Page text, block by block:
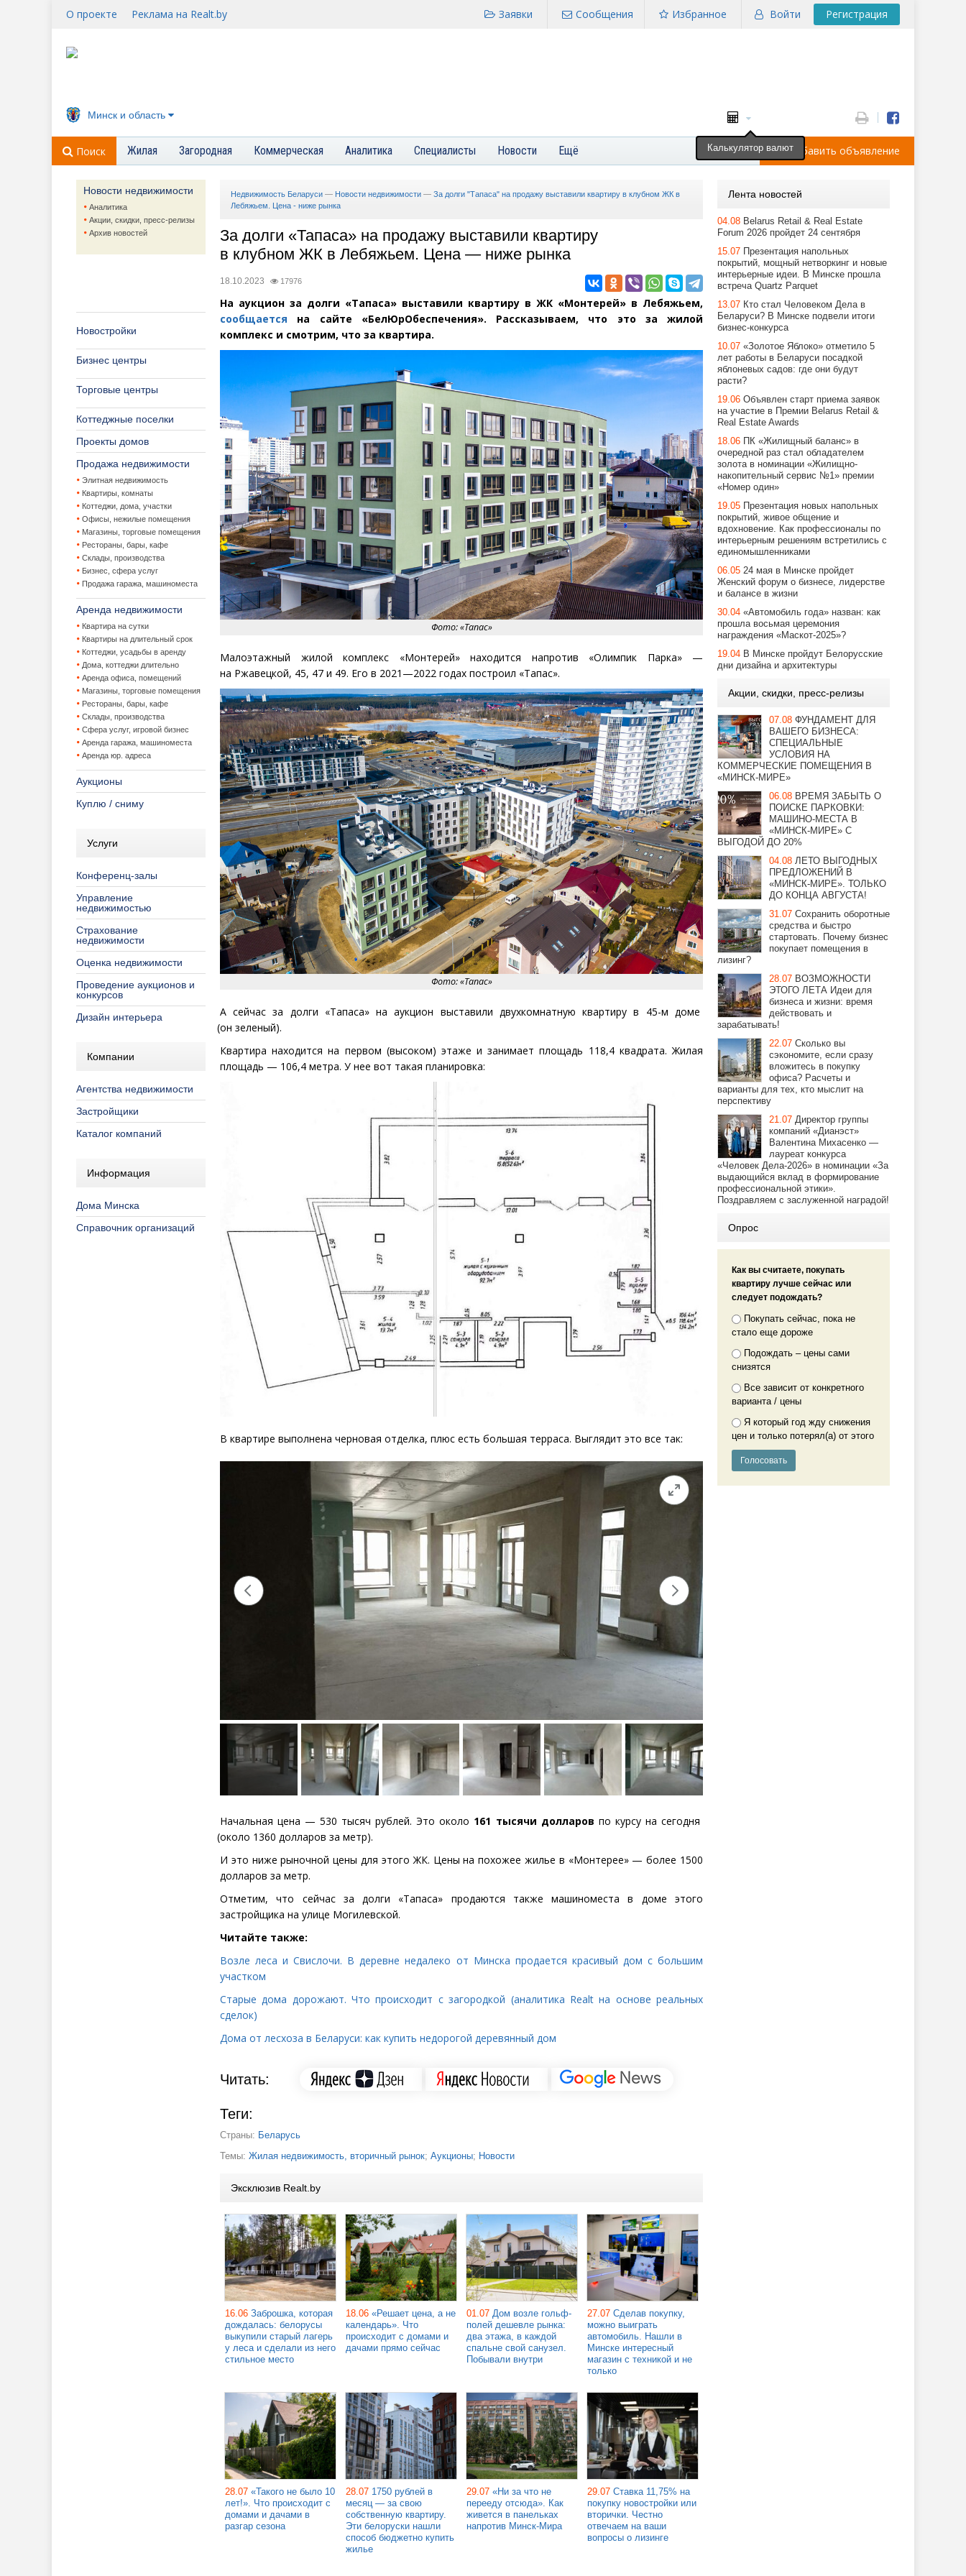
О проекте Реклама на Realt.by Войти Регистрация
Избранное
Сообщения
Заявки
Минск и область
Поиск Жилая Загородная Коммерческая Аналитика Специалисты Новости Ещё Добавить объявление
Новости недвижимости
Аналитика
Акции, скидки, пресс-релизы
Архив новостей
Новостройки
Бизнес центры
Торговые центры
Коттеджные поселки
Проекты домов
Продажа недвижимости
Элитная недвижимость
Квартиры, комнаты
Коттеджи, дома, участки
Офисы, нежилые помещения
Магазины, торговые помещения
Рестораны, бары, кафе
Склады, производства
Бизнес, сфера услуг
Продажа гаража, машиноместа
Аренда недвижимости
Квартира на сутки
Квартиры на длительный срок
Коттеджи, усадьбы в аренду
Дома, коттеджи длительно
Аренда офиса, помещений
Магазины, торговые помещения
Рестораны, бары, кафе
Склады, производства
Сфера услуг, игровой бизнес
Аренда гаража, машиноместа
Аренда юр. адреса
Аукционы
Куплю / сниму
Услуги
Конференц-залы
Управление
недвижимостью
Страхование
недвижимости
Оценка недвижимости
Проведение аукционов и
конкурсов
Дизайн интерьера
Компании
Агентства недвижимости
Застройщики
Каталог компаний
Информация
Дома Минска
Справочник организаций
Недвижимость Беларуси — Новости недвижимости — За долги "Тапаса" на продажу выставили квартиру в клубном ЖК в
Лебяжьем. Цена - ниже рынка
За долги «Тапаса» на продажу выставили квартиру
в клубном ЖК в Лебяжьем. Цена — ниже рынка
18.10.2023 17976
На аукцион за долги «Тапаса» выставили квартиру в ЖК «Монтерей» в Лебяжьем,
сообщается на сайте «БелЮрОбеспечения». Рассказываем, что это за жилой
комплекс и смотрим, что за квартира.
Фото: «Тапас»
Малоэтажный жилой комплекс «Монтерей» находится напротив «Олимпик Парка» —
на Ржавецкой, 45, 47 и 49. Его в 2021—2022 годах построил «Тапас».
Фото: «Тапас»
А сейчас за долги «Тапаса» на аукцион выставили двухкомнатную квартиру в 45-м доме
(он зеленый).
Квартира находится на первом (высоком) этаже и занимает площадь 118,4 квадрата. Жилая
площадь — 106,4 метра. У нее вот такая планировка:
В квартире выполнена черновая отделка, плюс есть большая терраса. Выглядит это все так:
Начальная цена — 530 тысяч рублей. Это около 161 тысячи долларов по курсу на сегодня
(около 1360 долларов за метр).
И это ниже рыночной цены для этого ЖК. Цены на похожее жилье в «Монтерее» — более 1500
долларов за метр.
Отметим, что сейчас за долги
«Тапаса» продаются также машиноместа в доме этого
застройщика на улице Могилевской.
Читайте также:
Возле леса и Свислочи. В деревне недалеко от Минска продается красивый дом с большим
участком
Старые дома дорожают. Что происходит с загородкой (аналитика Realt на основе реальных
сделок)
Дома от лесхоза в Беларуси: как купить недорогой деревянный дом
Читать:
Теги:
Страны: Беларусь
Темы: Жилая недвижимость, вторичный рынок; Аукционы; Новости
Эксклюзив Realt.by
16.06 Заброшка, которая
дождалась: белорусы
выкупили старый лагерь
у леса и сделали из него
стильное место
18.06 «Решает цена, а не
календарь». Что
происходит с домами и
дачами прямо сейчас
01.07 Дом возле гольф-
полей дешевле рынка:
два этажа, в каждой
спальне свой санузел.
Побывали внутри
27.07 Сделав покупку,
можно выиграть
автомобиль. Нашли в
Минске интересный
магазин с техникой и не
только
28.07 «Такого не было 10
лет!». Что происходит с
домами и дачами в
разгар сезона
28.07 1750 рублей в
месяц — за свою
собственную квартиру.
Эти белоруски нашли
способ бюджетно купить
жилье
29.07 «Ни за что не
перееду отсюда». Как
живется в панельках
напротив Минск-Мира
29.07 Ставка 11,75% на
покупку новостройки или
вторички. Честно
отвечаем на ваши
вопросы о лизинге
Лента новостей
04.08 Belarus Retail & Real Estate
Forum 2026 пройдет 24 сентября
15.07 Презентация напольных
покрытий, мощный нетворкинг и новые
интерьерные идеи. В Минске прошла
встреча Quartz Parquet
13.07 Кто стал Человеком Дела в
Беларуси? В Минске подвели итоги
бизнес-конкурса
10.07 «Золотое Яблоко» отметило 5
лет работы в Беларуси посадкой
яблоневых садов: где они будут
расти?
19.06 Объявлен старт приема заявок
на участие в Премии Belarus Retail &
Real Estate Awards
18.06 ПК «Жилищный баланс» в
очередной раз стал обладателем
золота в номинации «Жилищно-
накопительный сервис №1» премии
«Номер один»
19.05 Презентация новых напольных
покрытий, живое общение и
вдохновение. Как профессионалы по
интерьерным решениям встретились с
единомышленниками
06.05 24 мая в Минске пройдет
Женский форум о бизнесе, лидерстве
и балансе в жизни
30.04 «Автомобиль года» назван: как
прошла восьмая церемония
награждения «Маскот-2025»?
19.04 В Минске пройдут Белорусские
дни дизайна и архитектуры
Акции, скидки, пресс-релизы
07.08 ФУНДАМЕНТ ДЛЯ
ВАШЕГО БИЗНЕСА:
СПЕЦИАЛЬНЫЕ
УСЛОВИЯ НА
КОММЕРЧЕСКИЕ ПОМЕЩЕНИЯ В
«МИНСК-МИРЕ»
06.08 ВРЕМЯ ЗАБЫТЬ О
ПОИСКЕ ПАРКОВКИ:
МАШИНО-МЕСТА В
«МИНСК-МИРЕ» С
ВЫГОДОЙ ДО 20%
04.08 ЛЕТО ВЫГОДНЫХ
ПРЕДЛОЖЕНИЙ В
«МИНСК-МИРЕ». ТОЛЬКО
ДО КОНЦА АВГУСТА!
31.07 Сохранить оборотные
средства и быстро
стартовать. Почему бизнес
покупает помещения в
лизинг?
28.07 ВОЗМОЖНОСТИ
ЭТОГО ЛЕТА Идеи для
бизнеса и жизни: время
действовать и
зарабатывать!
22.07 Сколько вы
сэкономите, если сразу
вложитесь в покупку
офиса? Расчеты и
варианты для тех, кто мыслит на
перспективу
21.07 Директор группы
компаний «Дианэст»
Валентина Михасенко —
лауреат конкурса
«Человек Дела-2026» в номинации «За
выдающийся вклад в формирование
профессиональной этики».
Поздравляем с заслуженной наградой!
Опрос
Как вы считаете, покупать
квартиру лучше сейчас или
следует подождать?
Покупать сейчас, пока не
стало еще дороже
Подождать – цены сами
снизятся
Все зависит от конкретного
варианта / цены
Я который год жду снижения
цен и только потерял(а) от этого
Калькулятор валют